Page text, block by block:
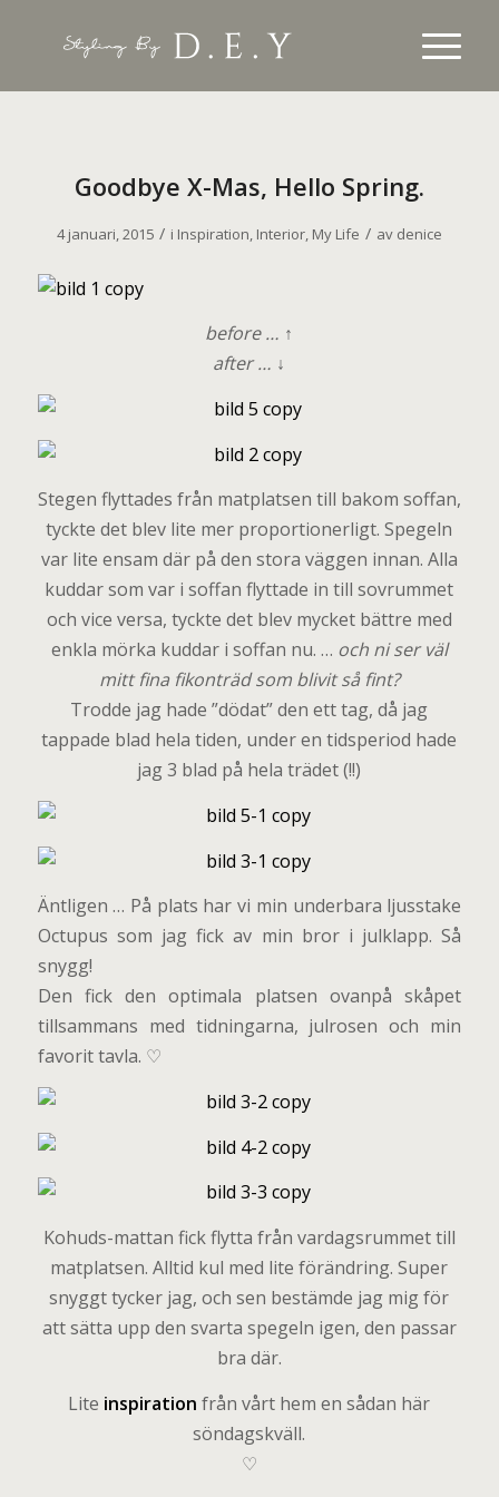
Goodbye X-Mas, Hello Spring.
4 januari, 2015 / i Inspiration, Interior, My Life / av denice
before … ↑
after … ↓
Stegen flyttades från matplatsen till bakom soffan,
tyckte det blev lite mer proportionerligt. Spegeln
var lite ensam där på den stora väggen innan. Alla
kuddar som var i soffan flyttade in till sovrummet
och vice versa, tyckte det blev mycket bättre med
enkla mörka kuddar i soffan nu. … och ni ser väl
mitt fina fikonträd som blivit så fint?
Trodde jag hade ”dödat” den ett tag, då jag
tappade blad hela tiden, under en tidsperiod hade
jag 3 blad på hela trädet (!!)
Äntligen … På plats har vi min underbara ljusstake
Octupus som jag fick av min bror i julklapp. Så
snygg!
Den fick den optimala platsen ovanpå skåpet
tillsammans med tidningarna, julrosen och min
favorit tavla. ♡
Kohuds-mattan fick flytta från vardagsrummet till
matplatsen. Alltid kul med lite förändring. Super
snyggt tycker jag, och sen bestämde jag mig för
att sätta upp den svarta spegeln igen, den passar
bra där.
Lite inspiration från vårt hem en sådan här
söndagskväll.
♡